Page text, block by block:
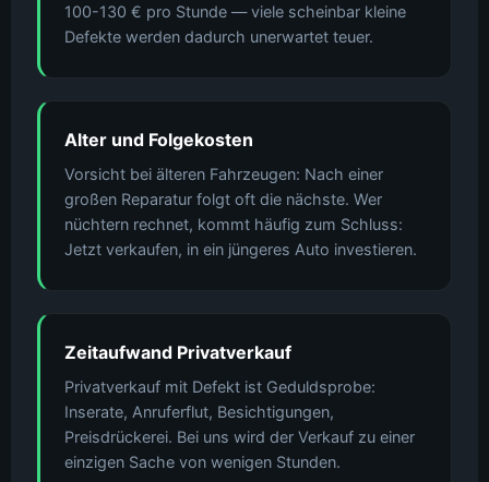
100-130 € pro Stunde — viele scheinbar kleine
Defekte werden dadurch unerwartet teuer.
Alter und Folgekosten
Vorsicht bei älteren Fahrzeugen: Nach einer
großen Reparatur folgt oft die nächste. Wer
nüchtern rechnet, kommt häufig zum Schluss:
Jetzt verkaufen, in ein jüngeres Auto investieren.
Zeitaufwand Privatverkauf
Privatverkauf mit Defekt ist Geduldsprobe:
Inserate, Anruferflut, Besichtigungen,
Preisdrückerei. Bei uns wird der Verkauf zu einer
einzigen Sache von wenigen Stunden.